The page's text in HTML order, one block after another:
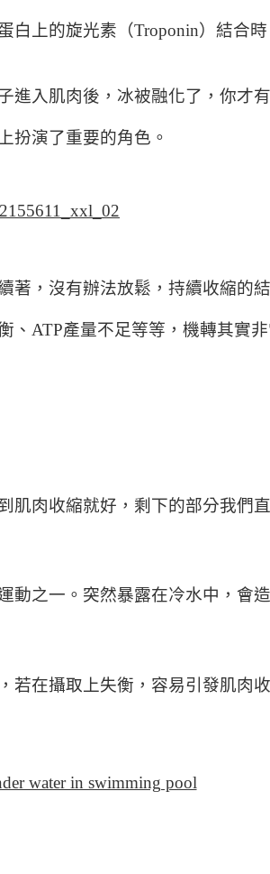
白上的旋光素（Troponin）結合
入肌肉後，冰被融化了，你才
扮演了重要的角色。
，沒有辦法放鬆，持續收縮的
ATP產量不足等等，機轉其實
肉收縮就好，剩下的部分我們
之一。突然暴露在冷水中，會
在攝取上失衡，容易引發肌肉